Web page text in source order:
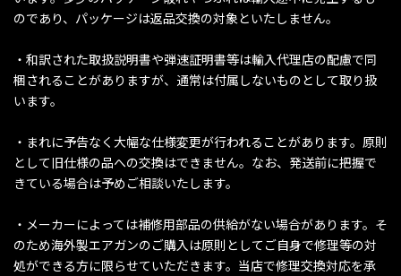
のであり、パッケージは返品交換の対象といたしません。
・和訳された取扱説明書や弾速証明書等は輸入代理店の配慮で同
梱されることがありますが、通常は付属しないものとして取り扱
います。
・まれに予告なく大幅な仕様変更が行われることがあります。原則
として旧仕様の品への交換はできません。なお、発送前に把握で
きている場合は予めご相談いたします。
・メーカーによっては補修用部品の供給がない場合があります。そ
のため海外製エアガンのご購入は原則としてご自身で修理等の対
処ができる方に限らせていただきます。当店で修理交換対応を承